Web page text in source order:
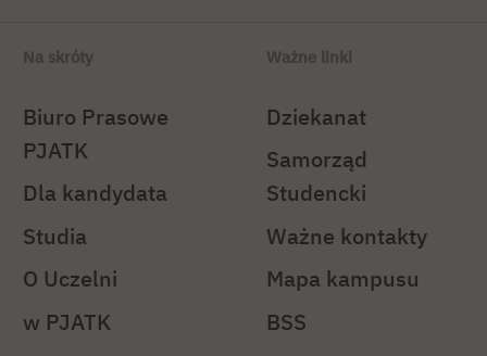
Na skróty
Biuro Prasowe
PJATK
Dla kandydata
Studia
O Uczelni
w PJATK
Ważne linki
Dziekanat
Samorząd
Studencki
Ważne kontakty
Mapa kampusu
BSS